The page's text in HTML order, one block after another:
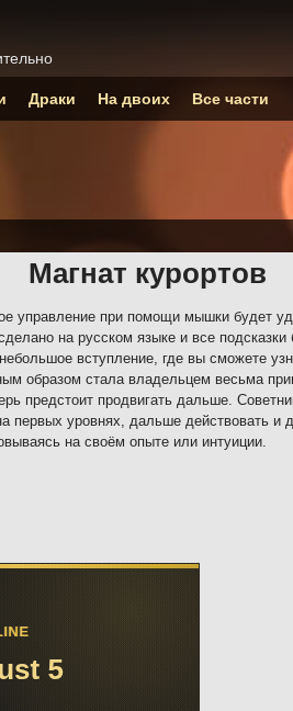
Магнат курортов
управление при помощи мышки будет
на русском языке и все подсказки
вступление, где вы сможете
образом стала владельцем весьма
предстоит продвигать дальше.
первых уровнях, дальше действовать и
на своём опыте или интуиции.
Драки На двоих Все части